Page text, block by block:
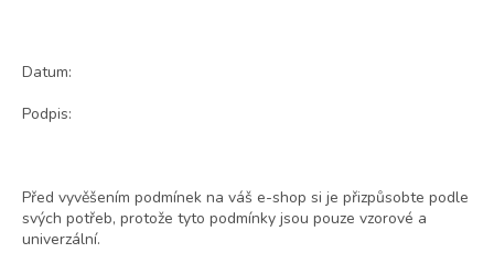
Datum:
Podpis:
Před vyvěšením podmínek na váš e-shop si je přizpůsobte podle
svých potřeb, protože tyto podmínky jsou pouze vzorové a
univerzální.